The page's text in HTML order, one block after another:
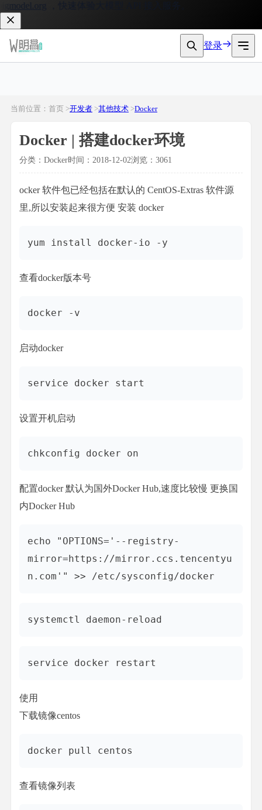
，快速体验大模型 API 接入服务。
登录
当前位置：首页 >开发者 >其他技术 >Docker
Docker | 搭建docker环境
分类：Docker时间：2018-12-02浏览：3061
ocker 软件包已经包括在默认的 CentOS-Extras 软件源
里,所以安装起来很方便 安装 docker
yum install docker-io -y
查看docker版本号
docker -v
启动docker
service docker start
设置开机启动
chkconfig docker on
配置docker 默认为国外Docker Hub,速度比较慢 更换国
内Docker Hub
echo "OPTIONS='--registry-
mirror=https://mirror.ccs.tencentyu
n.com'" >> /etc/sysconfig/docker
systemctl daemon-reload
service docker restart
使用
下载镜像centos
docker pull centos
查看镜像列表